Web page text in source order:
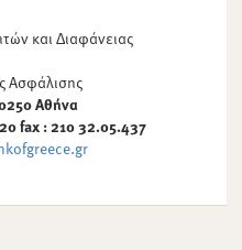
και Διαφάνειας
Ασφάλισης
Αθήνα
fax: 210 32.05.437